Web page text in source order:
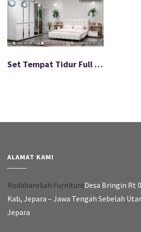
Set Tempat Tidur Full Jok Desain Minimalis Modern FS-046
ALAMAT KAMI
Rodabarokah FurnitureDesa Bringin Rt
Kab, Jepara – Jawa Tengah Sebelah
Jepara